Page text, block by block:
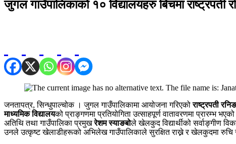
जुगल गाउँपालिकाको १० विद्यालयहरु बिचमा राष्ट्रपती
जनतापत्र, सिन्धुपाल्चोक । जुगल गाउँपालिकामा आयोजना गरिएकोराष्ट्रपती
माध्यमिक विद्यालयको प्राङ्गणमा प्रतियोगिता उत्साहपूर्ण वातावरणमा प्रारम्भ
अतिथि तथा गाउँपालिका प्रमुखरेशम स्याङबोले खेलकुद विद्यार्थीको सर्वाङ्गीण
उनले उत्कृष्ट खेलाडीहरूको अभिलेख गाउँपालिकाले सुरक्षित राख्ने र खेलकुदमा रुचि